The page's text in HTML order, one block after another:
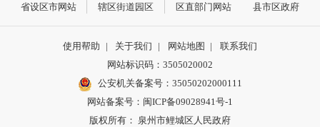
省设区市网站 辖区街道园区 区直部门网站 县市区政府
使用帮助 | 关于我们 | 网站地图 |
联系我们
网站标识码：3505020002
公安机关备案号：35050202000111
网站备案号：闽ICP备09028941号-1
版权所有： 泉州市鲤城区人民政府